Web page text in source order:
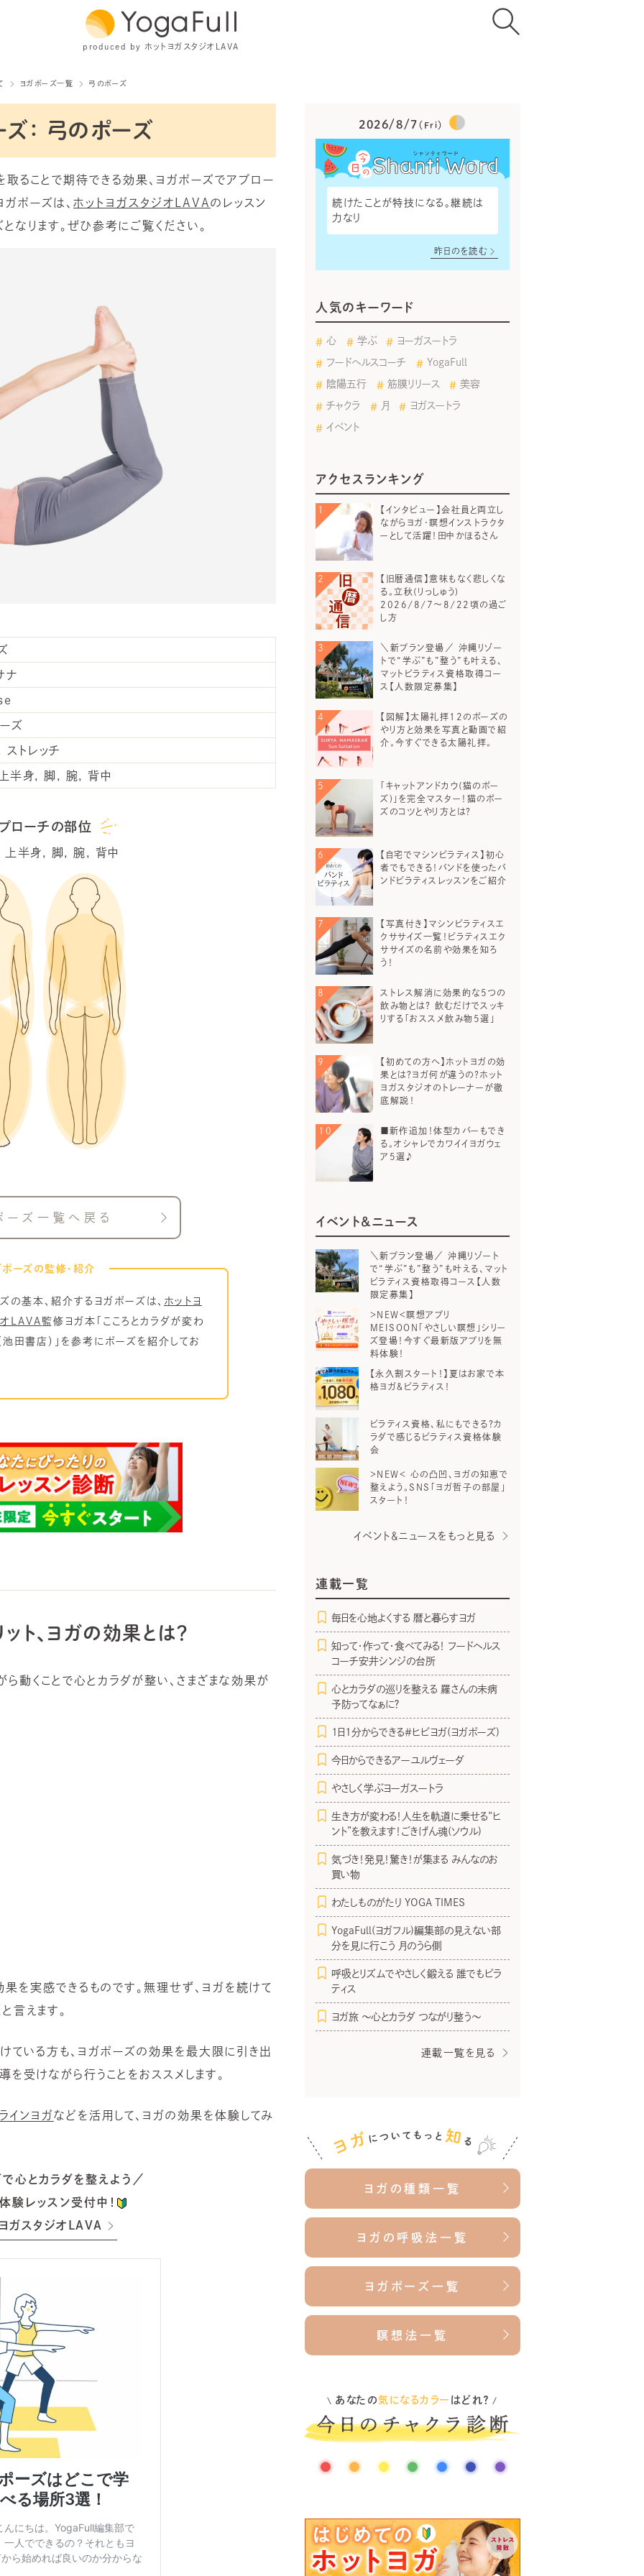
produced by ホットヨガスタジオLAVA
ヨガポーズ一覧 弓のポーズ
： 弓のポーズ
取ることで期待できる効果、ヨガポーズでアプロー
ポーズは、 ホットヨガスタジオLAVAのレッスン
なります。ぜひ参考にご覧ください。
ナ
ズ
ストレッチ
半身 脚 腕 背中
ローチの部位
上半身 脚 腕 背中
ーズ一覧へ戻る
ポーズの監修・紹介
の基本、紹介するヨガポーズは、 ホットヨ
LAVA 監修ヨガ本「こころとカラダが変わ
池田書店）」を参考にポーズを紹介してお
ト、ヨガの効果とは？
動くことで心とカラダが整い、さまざまな効果が
果を実感できるものです。無理せず、ヨガを続けて
言えます。
ている方も、ヨガポーズの効果を最大限に引き出
を受けながら行うことをおススメします。
インヨガなどを活用して、ヨガの効果を体験してみ
心とカラダを整えよう／
験レッスン受付中！
ガスタジオLAVA
2026/8/7 （Fri）
続けたことが特技になる。継続は
力なり
昨日のを読む
人気のキーワード
心 学ぶ ヨーガスートラ
フードヘルスコーチ YogaFull
陰陽五行 筋膜リリース 美容
チャクラ 月 ヨガスートラ
イベント
アクセスランキング
【インタビュー】会社員と両立し
ながらヨガ・瞑想インストラクタ
ーとして活躍！田中かほるさん
【旧暦通信】意味もなく悲しくな
る。立秋(りっしゅう)
2026/8/7～8/22頃の過ご
し方
＼新プラン登場／ 沖縄リゾー
トで“学ぶ”も”整う”も叶える、
マットピラティス資格取得コー
ス【人数限定募集】
【図解】太陽礼拝12のポーズの
やり方と効果を写真と動画で紹
介。今すぐできる太陽礼拝。
「キャットアンドカウ(猫のポー
ズ)」を完全マスター！猫のポー
ズのコツとやり方とは？
【自宅でマシンピラティス】初心
者でもできる！バンドを使ったバ
ンドピラティスレッスンをご紹介
【写真付き】マシンピラティスエ
クササイズ一覧！ピラティスエク
ササイズの名前や効果を知ろ
う！
ストレス解消に効果的な5つの
飲み物とは？ 飲むだけでスッキ
リする「おススメ飲み物5選」
【初めての方へ】ホットヨガの効
果とは？ヨガ何が違うの？ホット
ヨガスタジオのトレーナーが徹
底解説！
■新作追加！体型カバーもでき
る。オシャレでカワイイヨガウェ
ア5選♪
イベント＆ニュース
＼新プラン登場／ 沖縄リゾート
で“学ぶ”も”整う”も叶える、マット
ピラティス資格取得コース【人数
限定募集】
＞NEW＜瞑想アプリ
MEISOON「やさしい瞑想」シリー
ズ登場！今すぐ最新版アプリを無
料体験！
【永久割スタート！】夏はお家で本
格ヨガ＆ピラティス！
ピラティス資格、私にもできる？カ
ラダで感じるピラティス資格体験
会
＞NEW＜ 心の凸凹、ヨガの知恵で
整えよう。SNS「ヨガ哲子の部屋」
スタート！
イベント＆ニュースをもっと見る
連載一覧
毎日を心地よくする 暦と暮らすヨガ
知って・作って・食べてみる！ フードヘルス
コーチ安井シンジの台所
心とカラダの巡りを整える 羅さんの未病
予防ってなぁに？
1日1分からできる＃ヒビヨガ(ヨガポーズ)
今日からできるアーユルヴェーダ
やさしく学ぶヨーガスートラ
生き方が変わる！人生を軌道に乗せる“ヒ
ント”を教えます！ごきげん魂(ソウル)
気づき！発見！驚き！が集まる みんなのお
買い物
わたしものがたり YOGA TIMES
YogaFull(ヨガフル)編集部の見えない部
分を見に行こう 月のうら側
呼吸とリズムでやさしく鍛える 誰でもピラ
ティス
ヨガ旅 〜心とカラダ つながり整う〜
連載一覧を見る
ヨガの種類一覧
ヨガの呼吸法一覧
ヨガポーズ一覧
瞑想法一覧
\あなたの気になるカラー はどれ？ /
● ● ● ● ● ● ●